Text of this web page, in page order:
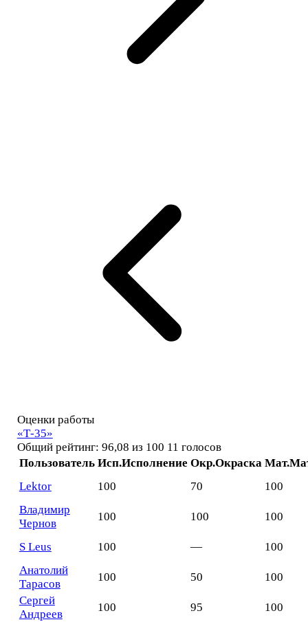
Оценки работы
«Т-35»
Общий рейтинг: 96,08 из 100 11 голосов
Пользователь Исп.Исполнение Окр.Окраска Мат.
Lektor
100 70
100
Владимир
Чернов
100 100 100
S Leus 100 —
100
Анатолий
Тарасов
100 50
100
Сергей
Андреев
100 95
100